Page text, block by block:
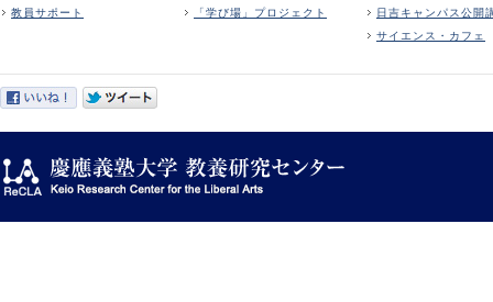
教員サポート
「学び場」プロジェクト
日吉キャンパス公開
サイエンス・カフェ